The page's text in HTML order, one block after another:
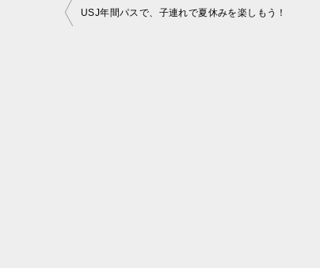
投
USJ年間パスで、子連れで夏休みを楽しもう！